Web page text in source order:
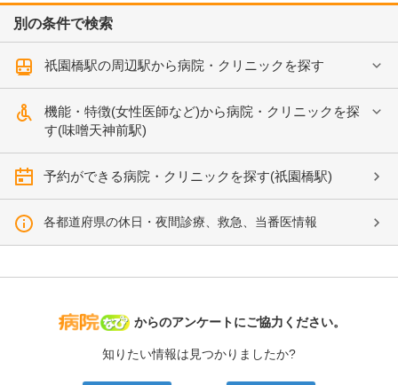
別の条件で検索
祇園橋駅の周辺駅から病院・クリニックを探す
機能・特徴(女性医師など)から病院・クリニックを探
す(味噌天神前駅)
予約ができる病院・クリニックを探す(祇園橋駅)
各都道府県の休日・夜間診療、救急、当番医情報
病院なび
からのアンケートにご協力ください。
知りたい情報は見つかりましたか?